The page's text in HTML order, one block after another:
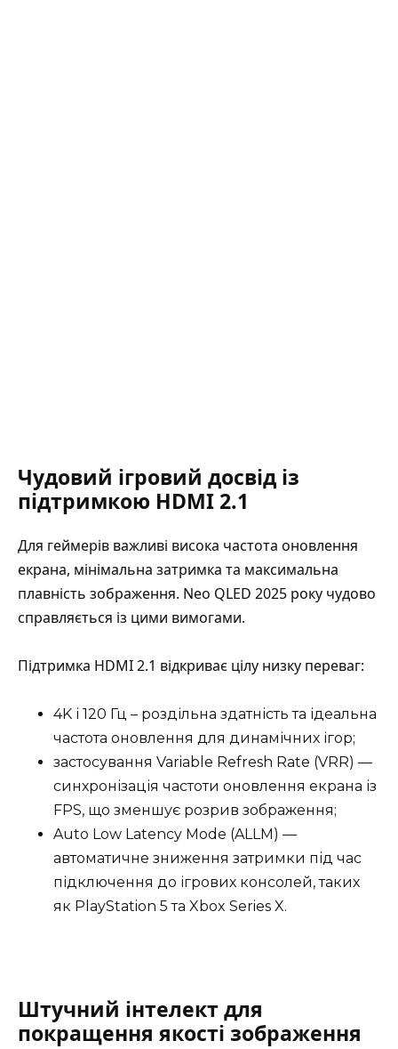
Чудовий ігровий досвід із
підтримкою HDMI 2.1
Для геймерів важливі висока частота оновлення
екрана, мінімальна затримка та максимальна
плавність зображення. Neo QLED 2025 року чудово
справляється із цими вимогами.
Підтримка HDMI 2.1 відкриває цілу низку переваг:
4K і 120 Гц – роздільна здатність та ідеальна
частота оновлення для динамічних ігор;
застосування Variable Refresh Rate (VRR) —
синхронізація частоти оновлення екрана із
FPS, що зменшує розрив зображення;
Auto Low Latency Mode (ALLM) —
автоматичне зниження затримки під час
підключення до ігрових консолей, таких
як PlayStation 5 та Xbox Series X.
Штучний інтелект для
покращення якості зображення